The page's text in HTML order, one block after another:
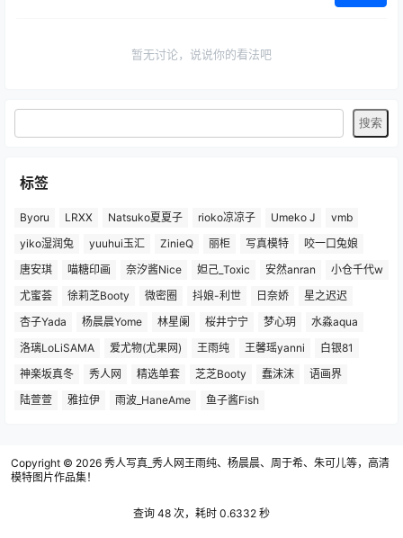
暂无讨论，说说你的看法吧
标签
Byoru LRXX Natsuko夏夏子 rioko凉凉子 Umeko J
vmb
yiko湿润兔
yuuhui玉汇 ZinieQ 丽柜 写真模特
咬一口兔娘
唐安琪
喵糖印画 奈汐酱Nice 妲己_Toxic 安然anran
小仓千代w
尤蜜荟
徐莉芝Booty 微密圈 抖娘-利世 日奈娇
星之迟迟
杏子Yada
杨晨晨Yome 林星阑 桜井宁宁 梦心玥
水淼aqua
洛璃LoLiSAMA
爱尤物(尤果网) 王雨纯 王馨瑶yanni
白银81
神楽坂真冬
秀人网 精选单套 芝芝Booty 蠢沫沫
语画界
陆萱萱
雅拉伊 雨波_HaneAme 鱼子酱Fish
Copyright © 2026 秀人写真_秀人网王雨纯、杨晨晨、周于希、朱可儿等，高清
模特图片作品集！
查询 48 次，耗时 0.6332 秒